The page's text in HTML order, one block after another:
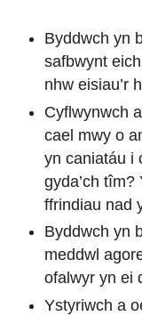
Byddwch yn
safbwynt
nhw eisiau’r
Cyflwynwch
cael mwy o
yn caniatáu i
gyda’ch tîm?
ffrindiau nad
Byddwch yn
meddwl
ofalwyr yn ei
Ystyriwch a